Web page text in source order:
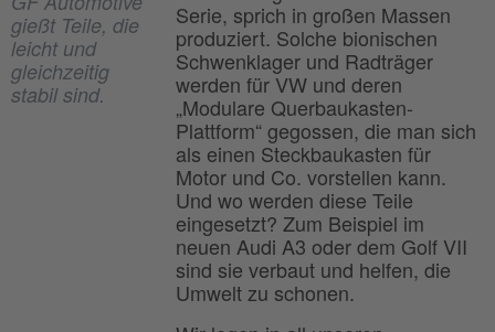
gießt Teile, die
leicht und
gleichzeitig
stabil sind.
Serie, sprich in großen Massen
produziert. Solche bionischen
Schwenklager und Radträger
werden für VW und deren
„Modulare Querbaukasten-
Plattform“ gegossen, die man sich
als einen Steckbaukasten für
Motor und Co. vorstellen kann.
Und wo werden diese Teile
eingesetzt? Zum Beispiel im
neuen Audi A3 oder dem Golf VII
sind sie verbaut und helfen, die
Umwelt zu schonen.